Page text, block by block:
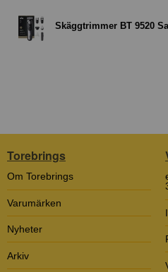
Skäggtrimmer BT 9520
Torebrings
Om Torebrings
Varumärken
Nyheter
Arkiv